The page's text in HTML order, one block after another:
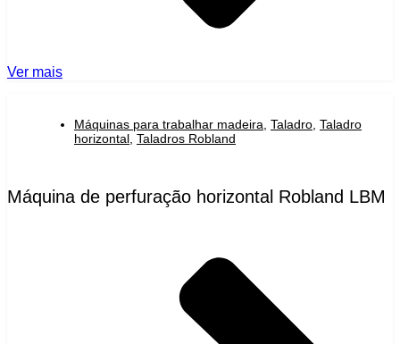
Ver mais
Máquinas para trabalhar madeira Taladro Taladro
horizontal Taladros Robland
Máquina de perfuração horizontal Robland LBM